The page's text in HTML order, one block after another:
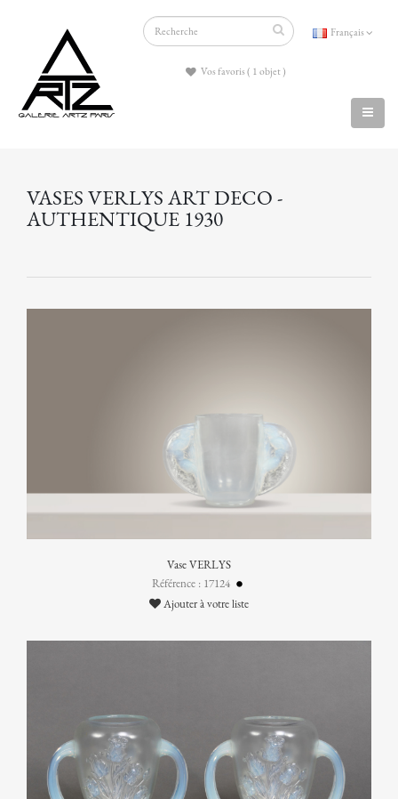
Français
Vos favoris ( 1 objet )
VASES VERLYS ART DECO -
AUTHENTIQUE 1930
Vase VERLYS
Référence : 17124
Ajouter à votre liste